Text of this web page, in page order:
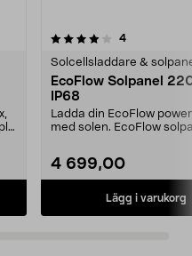
4recensioner
Solcellsladdare &
EcoFlow Solpanel
IP68
Ladda din EcoFlow
med solen. EcoFlow
4 699,00
Lägg i varukorg
4.5av 5 stjärnor